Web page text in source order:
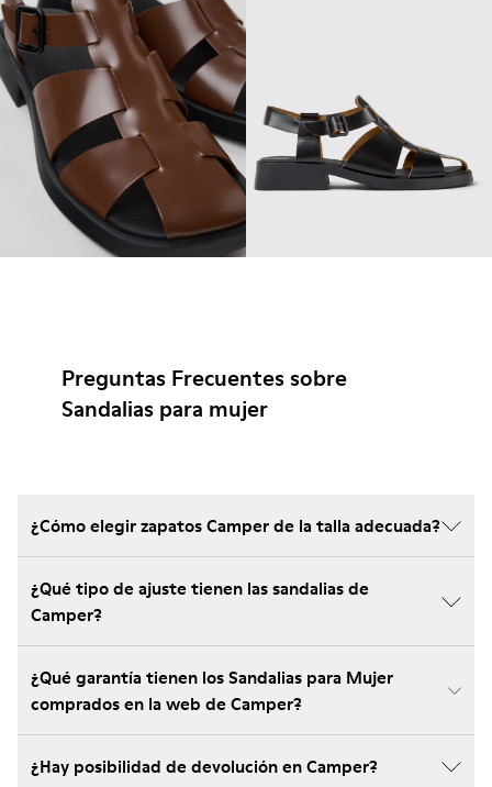
Preguntas Frecuentes sobre
Sandalias para mujer
¿Cómo elegir zapatos Camper de la talla adecuada?
¿Qué tipo de ajuste tienen las sandalias de
Camper?
¿Qué garantía tienen los Sandalias para Mujer
comprados en la web de Camper?
¿Hay posibilidad de devolución en Camper?